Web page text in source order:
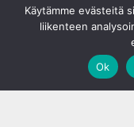
Käytämme evästeitä
liikenteen
Ok